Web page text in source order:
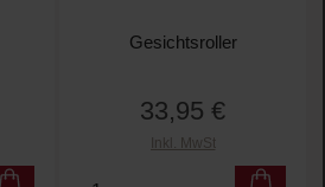
den gewünschten Wert ein
Gesichtsroller
Regulärer Preis:
33,95 €
Inkl. MwSt
Produkt Anzahl: Gib